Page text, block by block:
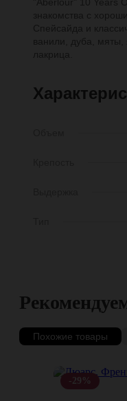
Похожие товары
-29%